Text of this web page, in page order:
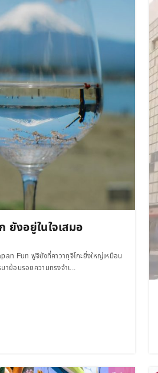
ยังอยู่ในใจเสมอ
Fun ฟูจิซังที่คาวากุจิโกะยิ่งใหญ่เหมือน
าย้อนรอยความทรงจำเ...